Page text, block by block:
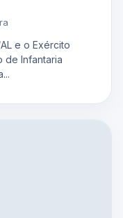
e o Exército
de Infantaria